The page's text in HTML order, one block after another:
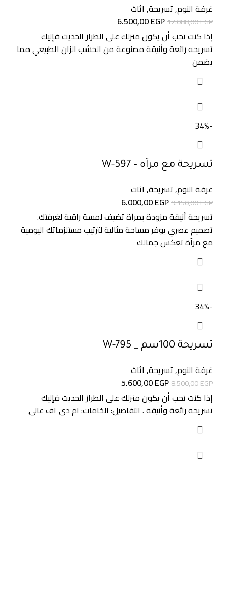
غرفة النوم,تسريحة, اثاث
12.088,00EGP
6.500,00EGP
إذا كنت تحب أن يكون منزلك على الطراز الحديث فإليك
تسريحه رائعة وأنيقة مصنوعة من الخشب الزان الطبيعي مما
يضمن
-34%
تسريحة مع مرآه – W-597
غرفة النوم,تسريحة, اثاث
9.150,00EGP
6.000,00EGP
تسريحة أنيقة مزودة بمرآة تضيف لمسة راقية لغرفتك.
تصميم عصري يوفر مساحة مثالية لترتيب مستلزماتك اليومية
مع مرآة تعكس جمالك
-34%
تسريحة 100سم _ W-795
غرفة النوم,تسريحة, اثاث
8.500,00EGP
5.600,00EGP
إذا كنت تحب أن يكون منزلك على الطراز الحديث فإليك
تسريحه رائعة وأنيقة . التفاصيل: الخامات: ام دى اف عالى